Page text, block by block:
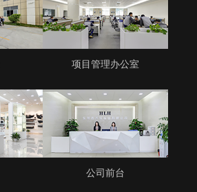
项目管理办公室
公司前台